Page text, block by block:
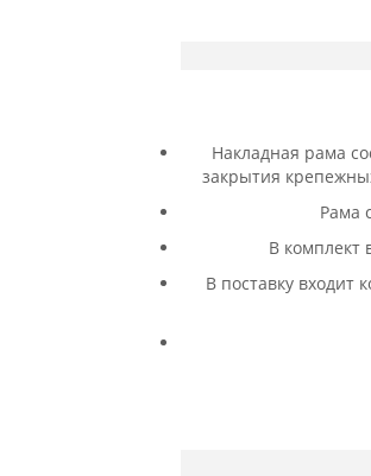
Накладная рама
закрытия
Рама
В комплект
В поставку входит